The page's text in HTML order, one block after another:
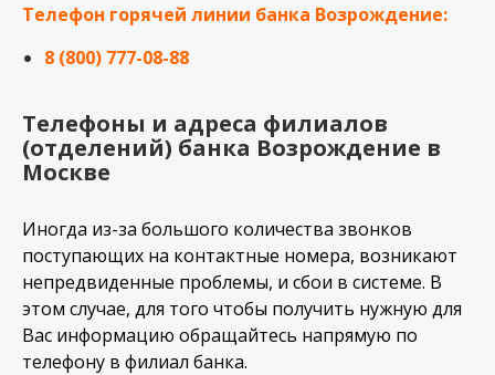
Телефон горячей линии банка Возрождение:
8 (800) 777-08-88
Телефоны и адреса филиалов
(отделений) банка Возрождение в
Москве
Иногда из-за большого количества звонков
поступающих на контактные номера, возникают
непредвиденные проблемы, и сбои в системе. В
этом случае, для того чтобы получить нужную для
Вас информацию обращайтесь напрямую по
телефону в филиал банка.